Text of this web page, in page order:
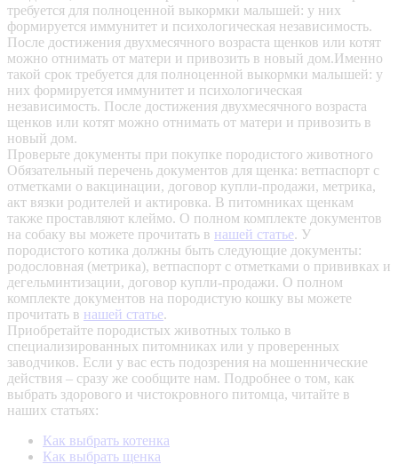
требуется для полноценной выкормки малышей: у них
формируется иммунитет и психологическая независимость.
После достижения двухмесячного возраста щенков или котят
можно отнимать от матери и привозить в новый дом.Именно
такой срок требуется для полноценной выкормки малышей: у
них формируется иммунитет и психологическая
независимость. После достижения двухмесячного возраста
щенков или котят можно отнимать от матери и привозить в
новый дом.
Проверьте документы при покупке породистого животного
Обязательный перечень документов для щенка: ветпаспорт с
отметками о вакцинации, договор купли-продажи, метрика,
акт вязки родителей и актировка. В питомниках щенкам
также проставляют клеймо. О полном комплекте документов
на собаку вы можете прочитать в нашей статье. У
породистого котика должны быть следующие документы:
родословная (метрика), ветпаспорт с отметками о прививках и
дегельминтизации, договор купли-продажи. О полном
комплекте документов на породистую кошку вы можете
прочитать в нашей статье.
Приобретайте породистых животных только в
специализированных питомниках или у проверенных
заводчиков. Если у вас есть подозрения на мошеннические
действия – сразу же сообщите нам. Подробнее о том, как
выбрать здорового и чистокровного питомца, читайте в
наших статьях:
Как выбрать котенка
Как выбрать щенка